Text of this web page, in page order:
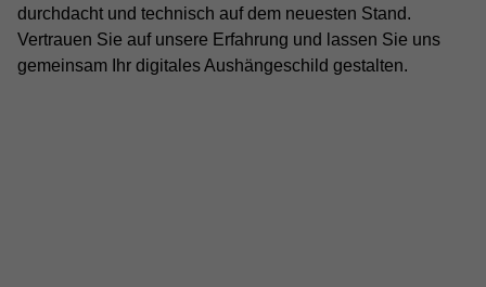
durchdacht und technisch auf dem neuesten Stand.
Vertrauen Sie auf unsere Erfahrung und lassen Sie uns
gemeinsam Ihr digitales Aushängeschild gestalten.